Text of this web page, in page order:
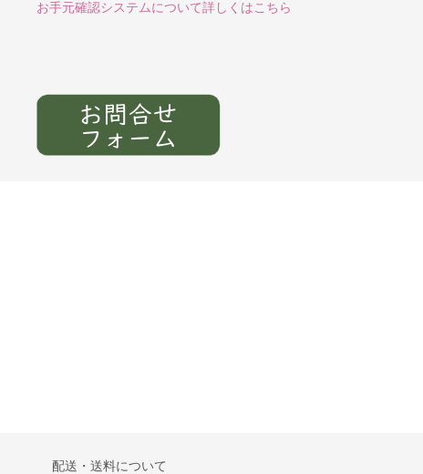
お手元確認システムについて詳しくはこちら
配送・送料について